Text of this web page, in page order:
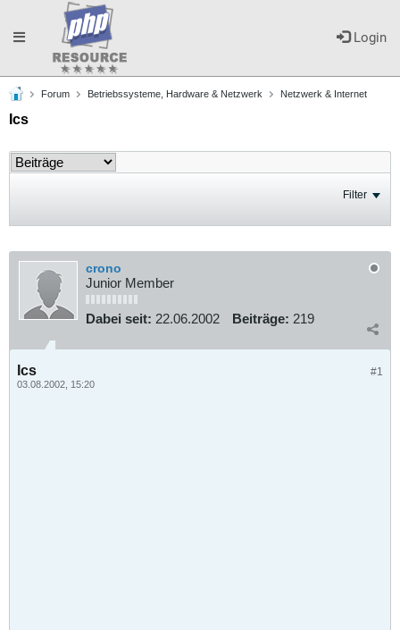
Login
Toggle
navigation
Forum Betriebssysteme, Hardware & Netzwerk Netzwerk & Internet
Ics
Filter
crono
Junior Member
Dabei seit: 22.06.2002 Beiträge: 219
#1
Ics
03.08.2002, 15:20